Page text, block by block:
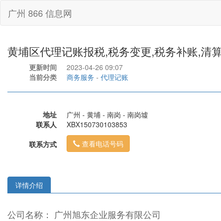
广州 866 信息网
黄埔区代理记账报税,税务变更,税务补账,清
更新时间
2023-04-26 09:07
当前分类
商务服务 - 代理记账
地址
广州 - 黄埔 - 南岗 - 南岗墟
联系人
XBX150730103853
联系方式
查看电话号码
详情介绍
公司名称： 广州旭东企业服务有限公司